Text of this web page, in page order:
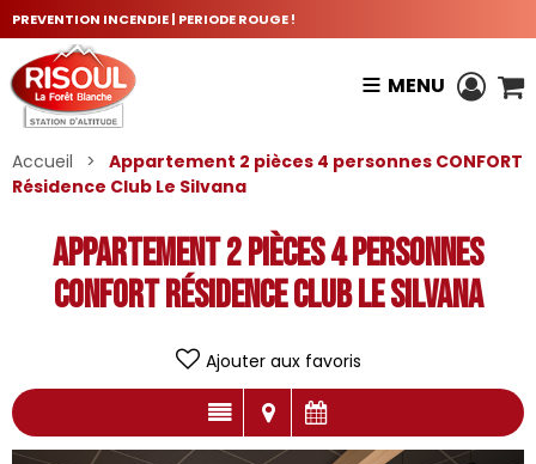
PREVENTION INCENDIE | PERIODE ROUGE !
MENU
Accueil >
Appartement 2 pièces 4 personnes CONFORT
Résidence Club Le Silvana
Appartement 2 pièces 4 personnes
CONFORT Résidence Club Le Silvana
Ajouter aux favoris